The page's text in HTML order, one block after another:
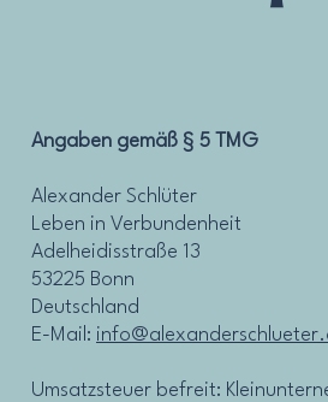
Angaben gemäß § 5 TMG
Alexander Schlüter
Leben in Verbundenheit
Adelheidisstraße 13
53225 Bonn
Deutschland
E-Mail:
Umsatzsteuer befreit: